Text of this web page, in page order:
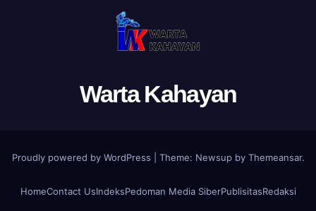
Warta Kahayan
Proudly powered by WordPress Theme: Newsup by Themeansar.
HomeContact UsIndeksPedoman Media SiberPublisitasRedaksi